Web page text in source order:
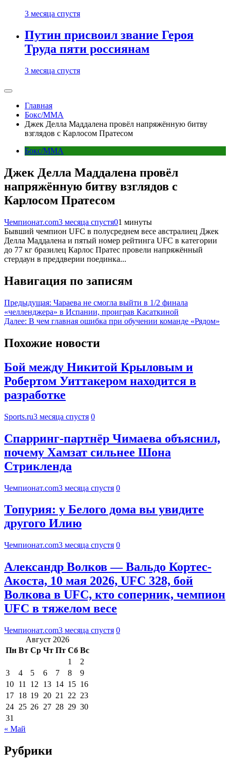
3 месяца спустя
Путин присвоил звание Героя
Труда пяти россиянам
3 месяца спустя
Главная
Бокс/MMA
Джек Делла Маддалена провёл напряжённую битву
взглядов с Карлосом Пратесом
Бокс/MMA
Джек Делла Маддалена провёл
напряжённую битву взглядов с
Карлосом Пратесом
Чемпионат.com3 месяца спустя01 минуты
Бывший чемпион UFC в полусреднем весе австралиец Джек
Делла Маддалена и пятый номер рейтинга UFC в категории
до 77 кг бразилец Карлос Пратес провели напряжённый
стердаун в преддверии поединка...
Навигация по записям
Предыдущая: Чараева не смогла выйти в 1/2 финала
«челленджера» в Испании, проиграв Касаткиной
Далее: В чем главная ошибка при обучении команде «Рядом»
Похожие новости
Бой между Никитой Крыловым и
Робертом Уиттакером находится в
разработке
Sports.ru3 месяца спустя 0
Спарринг-партнёр Чимаева объяснил,
почему Хамзат сильнее Шона
Стрикленда
Чемпионат.com3 месяца спустя 0
Топурия: у Белого дома вы увидите
другого Илию
Чемпионат.com3 месяца спустя 0
Александр Волков — Вальдо Кортес-
Акоста, 10 мая 2026, UFC 328, бой
Волкова в UFC, кто соперник, чемпион
UFC в тяжелом весе
Чемпионат.com3 месяца спустя 0
Август 2026
Пн Вт Ср Чт Пт Сб Вс
1
2
3
4 5 6 7 8
9
10 11 12 13 14 15 16
17 18 19 20 21 22 23
24 25 26 27 28 29 30
31
« Май
Рубрики